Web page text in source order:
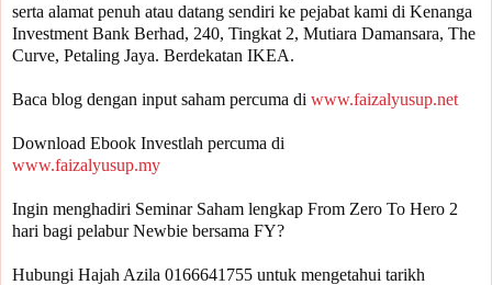
serta alamat penuh atau datang sendiri ke pejabat kami di Kenanga
Investment Bank Berhad, 240, Tingkat 2, Mutiara Damansara, The
Curve, Petaling Jaya. Berdekatan IKEA.
Baca blog dengan input saham percuma di www.faizalyusup.net
www.faizalyusup.my
Ingin menghadiri Seminar Saham lengkap From Zero To Hero 2
Hubungi Hajah Azila 0166641755 untuk mengetahui tarikh